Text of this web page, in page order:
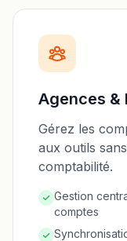
Agences &
Gérez les
aux outils
comptabilité.
Gestion
comptes